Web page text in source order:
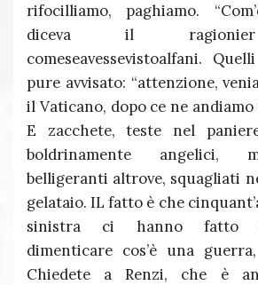
rifocilliamo, paghiamo.
diceva il
comeseavessevistoalfani.
pure avvisato: “attenzione,
il Vaticano, dopo ce ne andiamo
E zacchete, teste nel
boldrinamente angelici,
belligeranti altrove, squagliati
gelataio. IL fatto è che
sinistra ci hanno fatto
dimenticare cos’è una
Chiedete a Renzi, che è